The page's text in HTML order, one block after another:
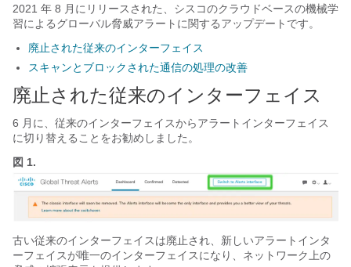
2021 年 8 月にリリースされた、シスコのクラウドベースの機械学
習によるグローバル脅威アラートに関するアップデートです。
廃止された従来のインターフェイス
スキャンとブロックされた通信の処理の改善
廃止された従来のインターフェイス
6 月に、従来のインターフェイスからアラートインターフェイス
に切り替えることをお勧めしました。
図 1.
古い従来のインターフェイスは廃止され、新しいアラートインタ
ーフェイスが唯一のインターフェイスになり、ネットワーク上の